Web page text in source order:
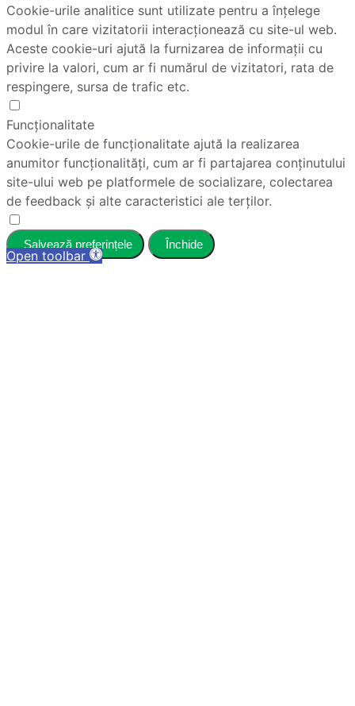
Open toolbar
Cookie-urile analitice sunt utilizate pentru a înțelege
modul în care vizitatorii interacționează cu site-ul web.
Aceste cookie-uri ajută la furnizarea de informații cu
privire la valori, cum ar fi numărul de vizitatori, rata de
respingere, sursa de trafic etc.
Funcționalitate
Cookie-urile de funcționalitate ajută la realizarea
anumitor funcționalități, cum ar fi partajarea conținutului
site-ului web pe platformele de socializare, colectarea
de feedback și alte caracteristici ale terților.
Salvează preferințele Închide